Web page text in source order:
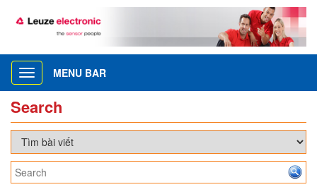
Toggle
navigation
MENU BAR
Search